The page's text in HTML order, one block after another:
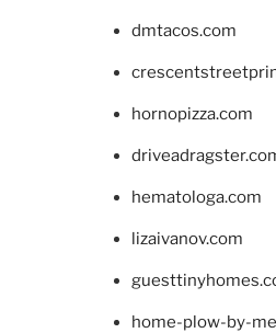
dmtacos.com
hornopizza.com
hematologa.com
lizaivanov.com
home-plow-by-